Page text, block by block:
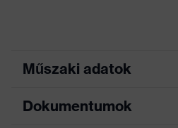
Műszaki adatok
Dokumentumok